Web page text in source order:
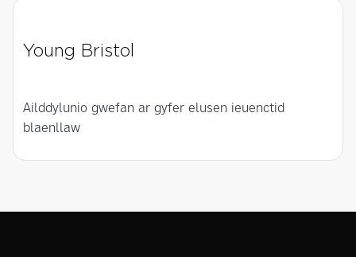
Young Bristol
Ailddylunio gwefan ar gyfer elusen ieuenctid
blaenllaw